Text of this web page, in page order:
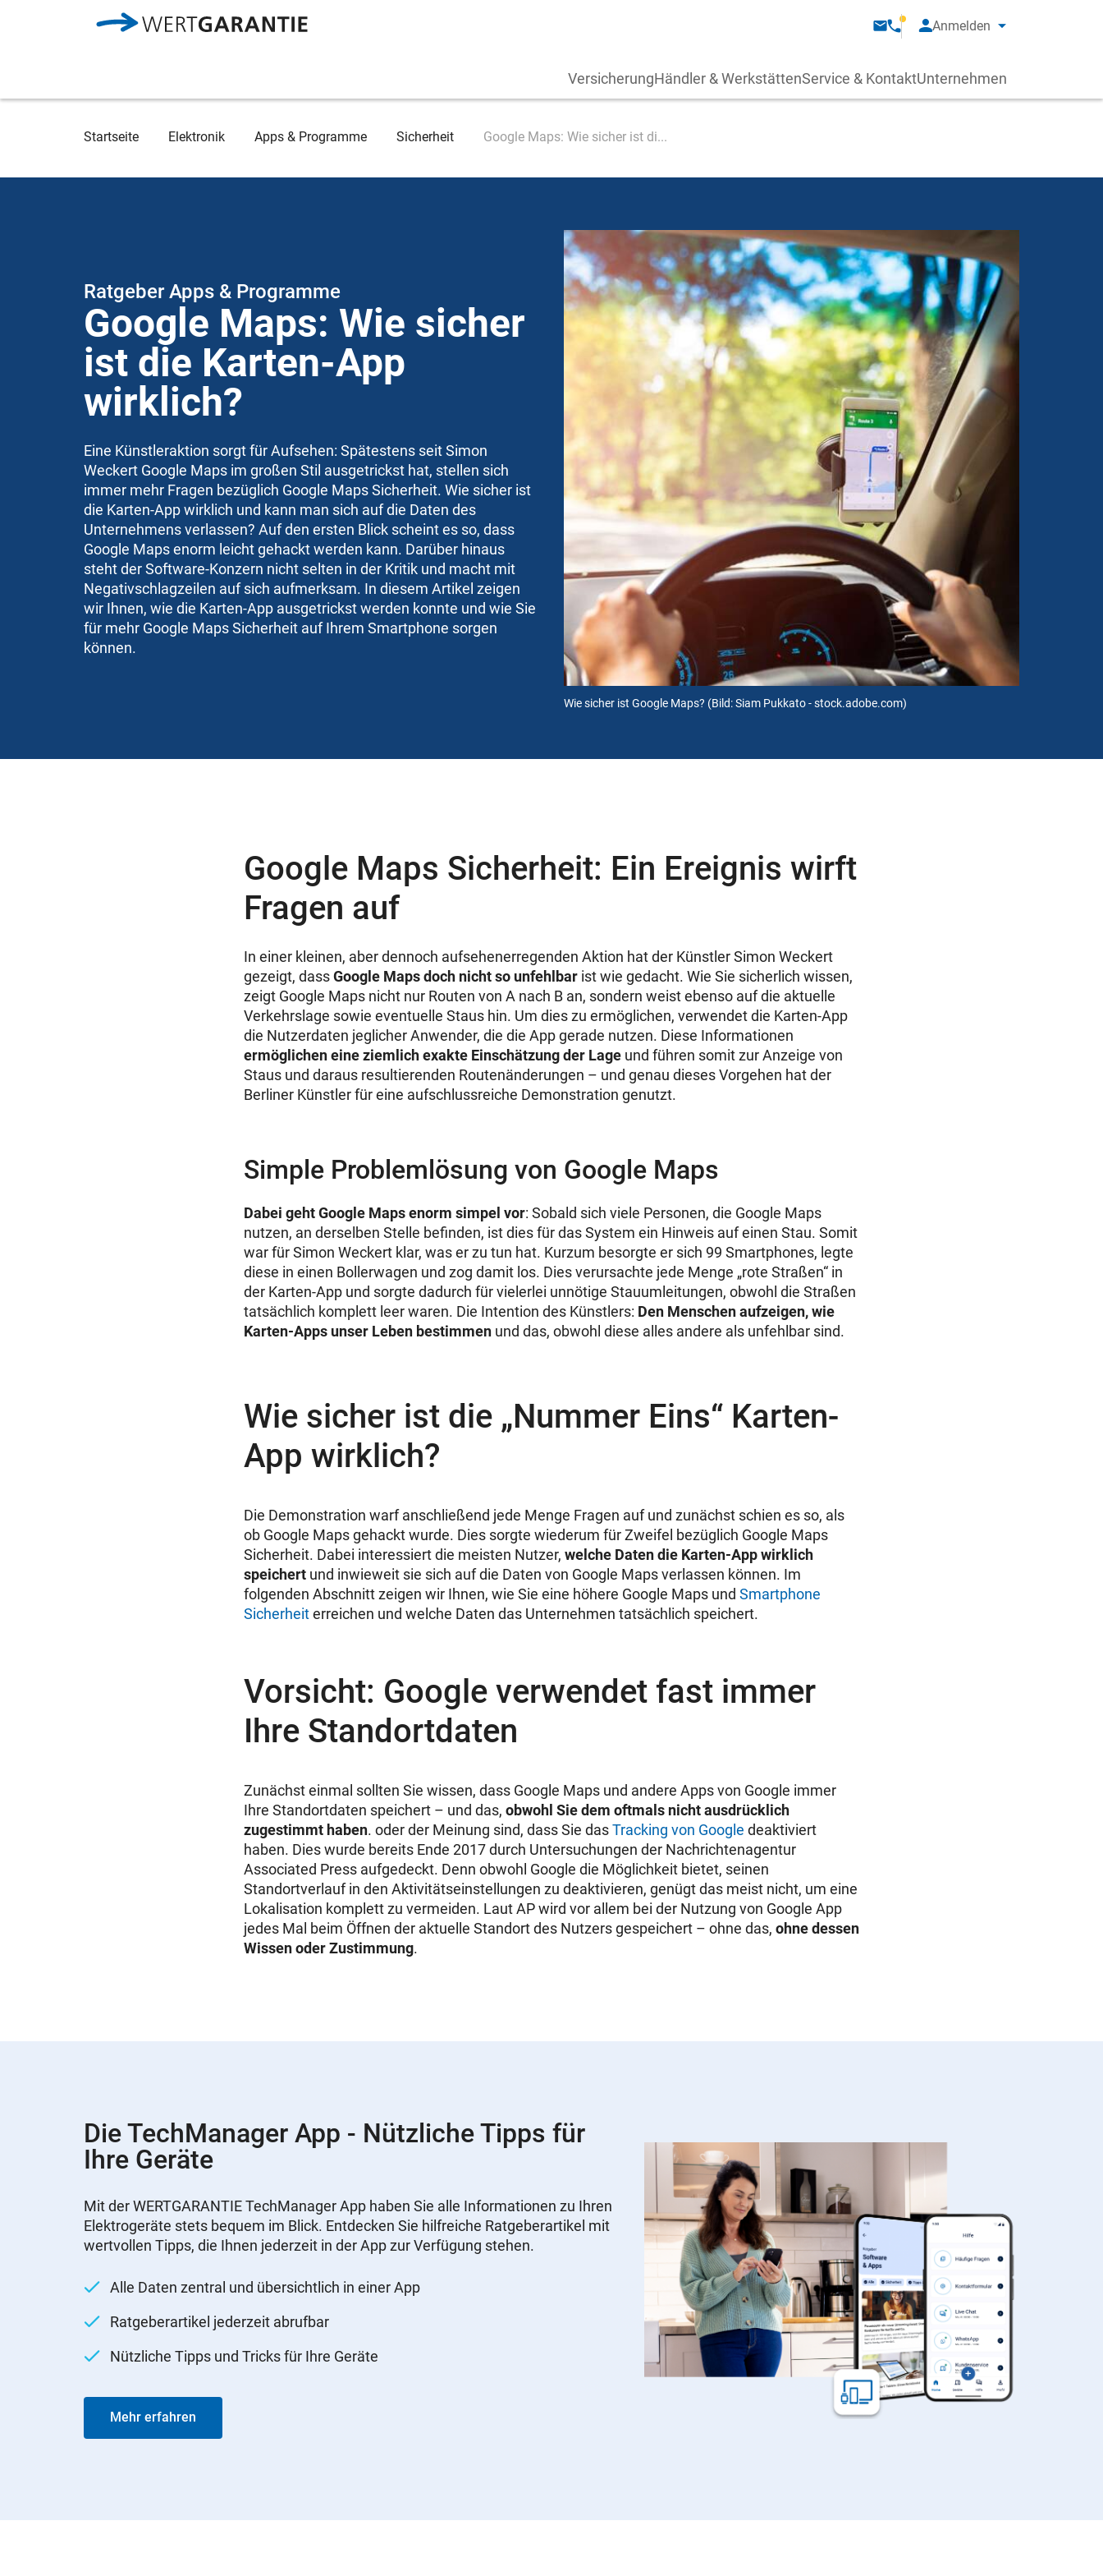
Anmelden
VersicherungHändler & WerkstättenService & KontaktUnternehmen
Breadcrumb
Startseite Elektronik Apps & Programme Sicherheit Google Maps: Wie sicher ist di...
Wie sicher ist Google Maps? (Bild: Siam Pukkato - stock.adobe.com)
Ratgeber Apps & Programme
Google Maps: Wie sicher
ist die Karten-App
wirklich?
Eine Künstleraktion sorgt für Aufsehen: Spätestens seit Simon
Weckert Google Maps im großen Stil ausgetrickst hat, stellen sich
immer mehr Fragen bezüglich Google Maps Sicherheit. Wie sicher ist
die Karten-App wirklich und kann man sich auf die Daten des
Unternehmens verlassen? Auf den ersten Blick scheint es so, dass
Google Maps enorm leicht gehackt werden kann. Darüber hinaus
steht der Software-Konzern nicht selten in der Kritik und macht mit
Negativschlagzeilen auf sich aufmerksam. In diesem Artikel zeigen
wir Ihnen, wie die Karten-App ausgetrickst werden konnte und wie Sie
für mehr Google Maps Sicherheit auf Ihrem Smartphone sorgen
können.
Google Maps Sicherheit: Ein Ereignis wirft
Fragen auf
In einer kleinen, aber dennoch aufsehenerregenden Aktion hat der Künstler Simon Weckert
gezeigt, dassGoogle Maps doch nicht so unfehlbar ist wie gedacht. Wie Sie sicherlich wissen,
zeigt Google Maps nicht nur Routen von A nach B an, sondern weist ebenso auf die aktuelle
Verkehrslage sowie eventuelle Staus hin. Um dies zu ermöglichen, verwendet die Karten-App
die Nutzerdaten jeglicher Anwender, die die App gerade nutzen. Diese Informationen
ermöglichen eine ziemlich exakte Einschätzung der Lage und führen somit zur Anzeige von
Staus und daraus resultierenden Routenänderungen – und genau dieses Vorgehen hat der
Berliner Künstler für eine aufschlussreiche Demonstration genutzt.
Simple Problemlösung von Google Maps
Dabei geht Google Maps enorm simpel vor: Sobald sich viele Personen, die Google Maps
nutzen, an derselben Stelle befinden, ist dies für das System ein Hinweis auf einen Stau. Somit
war für Simon Weckert klar, was er zu tun hat. Kurzum besorgte er sich 99 Smartphones, legte
diese in einen Bollerwagen und zog damit los. Dies verursachte jede Menge „rote Straßen“ in
der Karten-App und sorgte dadurch für vielerlei unnötige Stauumleitungen, obwohl die Straßen
tatsächlich komplett leer waren. Die Intention des Künstlers: Den Menschen aufzeigen, wie
Karten-Apps unser Leben bestimmen und das, obwohl diese alles andere als unfehlbar sind.
Wie sicher ist die „Nummer Eins“ Karten-
App wirklich?
Die Demonstration warf anschließend jede Menge Fragen auf und zunächst schien es so, als
ob Google Maps gehackt wurde. Dies sorgte wiederum für Zweifel bezüglich Google Maps
Sicherheit. Dabei interessiert die meisten Nutzer, welche Daten die Karten-App wirklich
speichert und inwieweit sie sich auf die Daten von Google Maps verlassen können. Im
folgenden Abschnitt zeigen wir Ihnen, wie Sie eine höhere Google Maps und Smartphone
Sicherheiterreichen und welche Daten das Unternehmen tatsächlich speichert.
Vorsicht: Google verwendet fast immer
Ihre Standortdaten
Zunächst einmal sollten Sie wissen, dass Google Maps und andere Apps von Google immer
Ihre Standortdaten speichert – und das, obwohl Sie dem oftmals nicht ausdrücklich
zugestimmt haben. oder der Meinung sind, dass Sie dasTracking von Google deaktiviert
haben. Dies wurde bereits Ende 2017 durch Untersuchungen der Nachrichtenagentur
Associated Press aufgedeckt. Denn obwohl Google die Möglichkeit bietet, seinen
Standortverlauf in den Aktivitätseinstellungen zu deaktivieren, genügt das meist nicht, um eine
Lokalisation komplett zu vermeiden. Laut AP wird vor allem bei der Nutzung von Google App
jedes Mal beim Öffnen der aktuelle Standort des Nutzers gespeichert – ohne das, ohne dessen
Wissen oder Zustimmung.
Die TechManager App - Nützliche Tipps für
Ihre Geräte
Mit der WERTGARANTIE TechManager App haben Sie alle Informationen zu Ihren
Elektrogeräte stets bequem im Blick. Entdecken Sie hilfreiche Ratgeberartikel mit
wertvollen Tipps, die Ihnen jederzeit in der App zur Verfügung stehen.
Alle Daten zentral und übersichtlich in einer App
Ratgeberartikel jederzeit abrufbar
Nützliche Tipps und Tricks für Ihre Geräte
Mehr erfahren